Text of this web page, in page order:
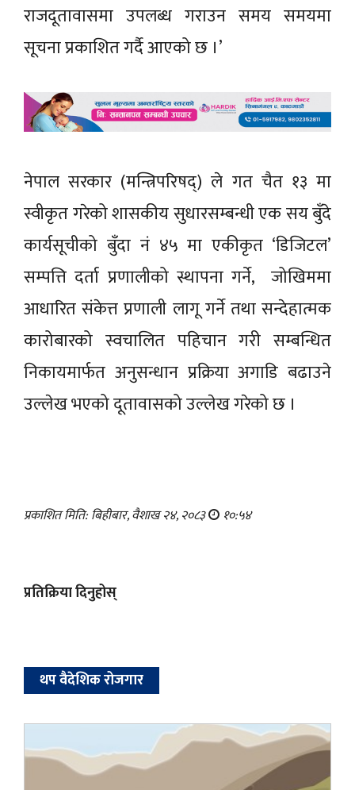
राजदूतावासमा उपलब्ध गराउन समय समयमा
सूचना प्रकाशित गर्दै आएको छ ।’
नेपाल सरकार (मन्त्रिपरिषद्) ले गत चैत १३ मा
स्वीकृत गरेको शासकीय सुधारसम्बन्धी एक सय बुँदे
कार्यसूचीको बुँदा नं ४५ मा एकीकृत ‘डिजिटल’
सम्पत्ति दर्ता प्रणालीको स्थापना गर्ने, जोखिममा
आधारित संकेत्त प्रणाली लागू गर्ने तथा सन्देहात्मक
कारोबारको स्वचालित पहिचान गरी सम्बन्धित
निकायमार्फत अनुसन्धान प्रक्रिया अगाडि बढाउने
उल्लेख भएको दूतावासको उल्लेख गरेको छ ।
प्रकाशित मिति: बिहीबार, वैशाख २४, २०८३ १०:५४
प्रतिक्रिया दिनुहोस्
थप वैदेशिक रोजगार